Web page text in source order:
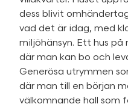
dess blivit
vad det är idag, med
miljöhänsyn. Ett hus
där man kan bo och
Generösa utrymmen
där man till en början
välkomnande hall som